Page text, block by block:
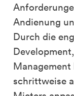
Andienung
Durch die
schrittweise